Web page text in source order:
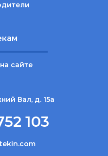
сайте
Вал, д. 15а
103